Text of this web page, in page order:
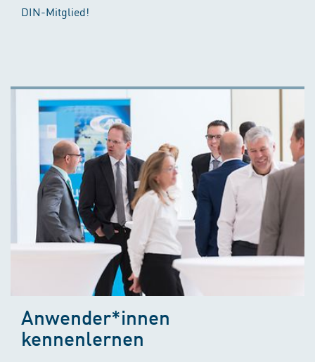
DIN-Mitglied!
Anwender*innen
kennenlernen